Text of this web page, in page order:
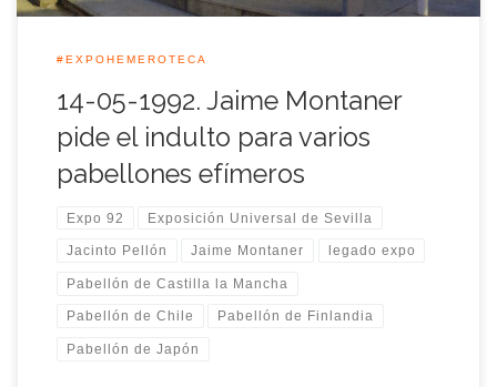
#EXPOHEMEROTECA
14-05-1992. Jaime Montaner
pide el indulto para varios
pabellones efímeros
Expo 92 Exposición Universal de Sevilla
Jacinto Pellón Jaime Montaner legado expo
Pabellón de Castilla la Mancha
Pabellón de Chile Pabellón de Finlandia
Pabellón de Japón